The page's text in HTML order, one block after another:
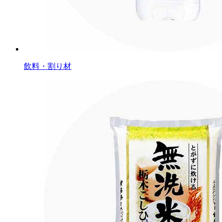
飲料・割り材